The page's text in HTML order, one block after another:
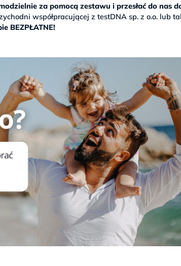
za pomocą zestawu i przesłać do nas
współpracującej z testDNA sp. z o.o. lub
BEZPŁATNE!